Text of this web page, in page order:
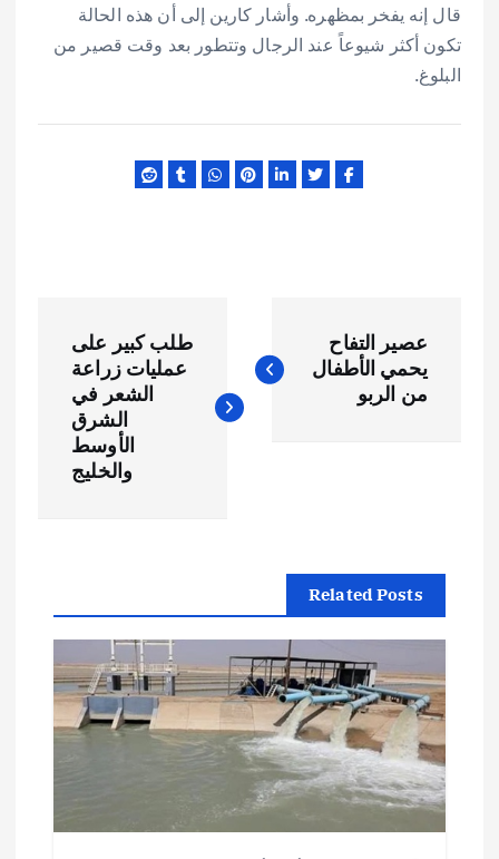
قال إنه يفخر بمظهره. وأشار كارين إلى أن هذه الحالة
تكون أكثر شيوعاً عند الرجال وتتطور بعد وقت قصير من
البلوغ.
ص
م
ق
عصير التفاح
يحمي الأطفال
من الربو
طلب كبير على
عمليات زراعة
الشعر في
الشرق
الأوسط
والخليج
Related Posts